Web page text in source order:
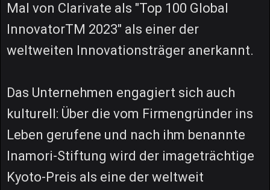
Mal von Clarivate als "Top 100 Global
InnovatorTM 2023" als einer der
weltweiten Innovationsträger anerkannt.
Das Unternehmen engagiert sich auch
kulturell: Über die vom Firmengründer ins
Leben gerufene und nach ihm benannte
Inamori-Stiftung wird der imageträchtige
Kyoto-Preis als eine der weltweit